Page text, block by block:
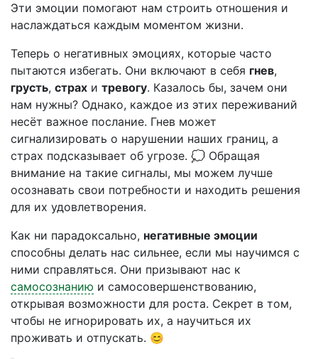
Эти эмоции помогают нам строить отношения и
наслаждаться каждым моментом жизни.
Теперь о негативных эмоциях, которые часто
пытаются избегать. Они включают в себя гнев,
грусть, страх и тревогу. Казалось бы, зачем они
нам нужны? Однако, каждое из этих переживаний
несёт важное послание. Гнев может
сигнализировать о нарушении наших границ, а
страх подсказывает об угрозе. 💭 Обращая
внимание на такие сигналы, мы можем лучше
осознавать свои потребности и находить решения
для их удовлетворения.
Как ни парадоксально, негативные эмоции
способны делать нас сильнее, если мы научимся с
ними справляться. Они призывают нас к
самосознанию и самосовершенствованию,
открывая возможности для роста. Секрет в том,
чтобы не игнорировать их, а научиться их
проживать и отпускать. 😊